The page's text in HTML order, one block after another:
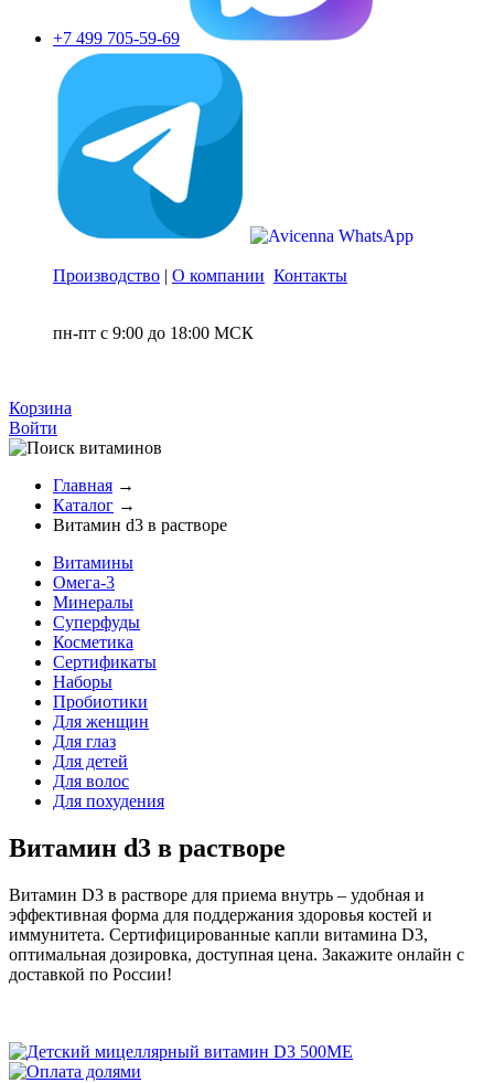
+7 499 705-59-69
Производство | О компании Контакты
пн-пт с 9:00 до 18:00 МСК
Корзина
Войти
Главная →
Каталог →
Витамин d3 в растворе
Витамины
Омега-3
Минералы
Суперфуды
Косметика
Сертификаты
Наборы
Пробиотики
Для женщин
Для глаз
Для детей
Для волос
Для похудения
Витамин d3 в растворе
Витамин D3 в растворе для приема внутрь – удобная и
эффективная форма для поддержания здоровья костей и
иммунитета. Сертифицированные капли витамина D3,
оптимальная дозировка, доступная цена. Закажите онлайн с
доставкой по России!